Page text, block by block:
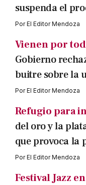
suspenda el
PorEl Editor Mendoza
Vienen por
Gobierno
buitre sobre la
PorEl Editor Mendoza
Refugio para
del oro y la
que provoca la
PorEl Editor Mendoza
Festival Jazz